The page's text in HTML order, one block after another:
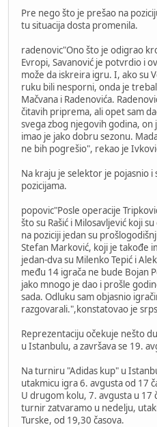
Pre nego što je prešao na
tu situacija dosta promenila.
radenovic"Ono što je odigrao
Evropi, Savanović je potvrdio i
može da iskreira igru. I, ako su
ruku bili nesporni, onda je
Mačvana i Radenovića.
čitavih priprema, ali opet sam
svega zbog njegovih godina, on
imao je jako dobru sezonu.
ne bih pogrešio", rekao je
Na kraju je selektor je pojasnio i
pozicijama.
popovic"Posle operacije
što su Rašić i Milosavljević koji
na poziciji jedan su
Stefan Marković, koji je takođe
jedan-dva su Milenko Tepić i
među 14 igrača ne bude Bojan
jako mnogo je dao i prošle
sada. Odluku sam objasnio
razgovarali.",konstatovao je
Reprezentaciju očekuje nešto
u Istanbulu, a završava se 19.
Na turniru "Adidas kup" u
utakmicu igra 6. avgusta od 17
U drugom kolu, 7. avgusta u 17
turnir zatvaramo u nedelju,
Turske, od 19,30 časova.